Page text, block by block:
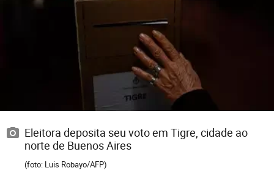
Eleitora deposita seu voto em Tigre, cidade ao
norte de Buenos Aires
(foto: Luis Robayo/AFP)